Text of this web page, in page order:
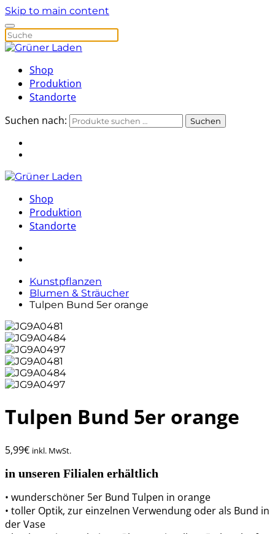
Skip to main content
Shop
Produktion
Standorte
Suchen nach:
Suchen
Shop
Produktion
Standorte
Kunstpflanzen
Blumen & Sträucher
Tulpen Bund 5er orange
Tulpen Bund 5er orange
5,99€ inkl. MwSt.
in unseren Filialen erhältlich
• wunderschöner 5er Bund Tulpen in orange
• toller Optik, zur einzelnen Verwendung oder als Bund in
der Vase